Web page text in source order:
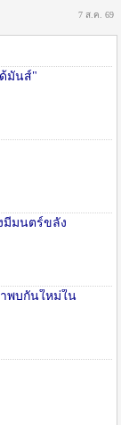
7 ส.ค. 69
มันส์"
มีมนตร์ขลัง
าพบกันใหม่ใน